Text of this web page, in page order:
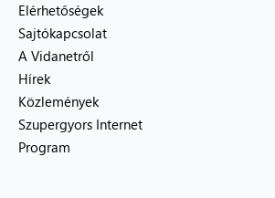
Elérhetőségek
Sajtókapcsolat
A Vidanetről
Hírek
Közlemények
Szupergyors Internet
Program